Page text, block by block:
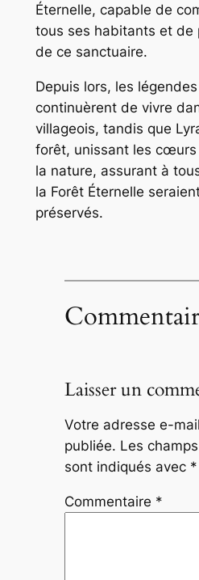
Éternelle, capable de
tous ses habitants et de
de ce sanctuaire.
Depuis lors, les
continuèrent de vivre
villageois, tandis que
forêt, unissant les
la nature, assurant à
la Forêt Éternelle
préservés.
Laisser un
Votre adresse e-
publiée. Les
sont indiqués avec *
Commentaire *